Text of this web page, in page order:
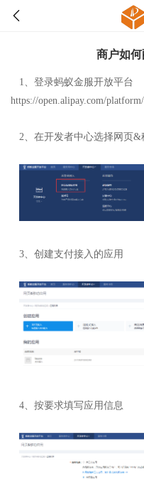
商户如
1、登录蚂蚁金服开放平台
https://open.alipay.com/
2、在开发者中心选择网页&
3、创建支付接入的应用
4、按要求填写应用信息